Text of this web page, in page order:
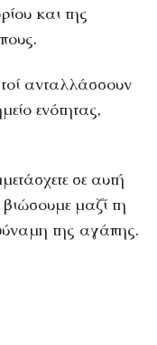
και της
ανταλλάσσουν
ενότητας,
σε αυτή
μαζί τη
της αγάπης.